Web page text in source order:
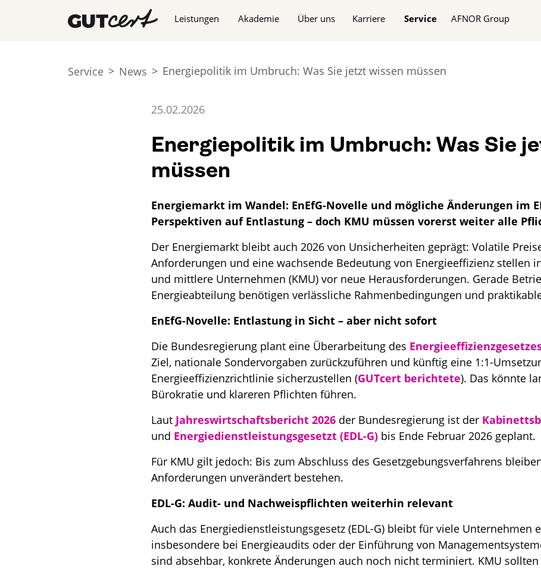
Leistungen
Akademie Über uns Karriere Service AFNOR Group
Service News Energiepolitik im Umbruch: Was Sie jetzt wissen müssen
25.02.2026
Energiepolitik im Umbruch: Was Sie
müssen
Energiemarkt im Wandel: EnEfG-Novelle und mögliche Änderungen im
Perspektiven auf Entlastung – doch KMU müssen vorerst weiter alle
Der Energiemarkt bleibt auch 2026 von Unsicherheiten geprägt: Volatile
Anforderungen und eine wachsende Bedeutung von Energieeffizienz stellen
und mittlere Unternehmen (KMU) vor neue Herausforderungen. Gerade
Energieabteilung benötigen verlässliche Rahmenbedingungen und
EnEfG-Novelle: Entlastung in Sicht – aber nicht sofort
Die Bundesregierung plant eine Überarbeitung des
Ziel, nationale Sondervorgaben zurückzuführen und künftig eine 1:1-
Energieeffizienzrichtlinie sicherzustellen (GUTcert berichtete). Das könnte
Bürokratie und klareren Pflichten führen.
Laut Jahreswirtschaftsbericht 2026der Bundesregierung ist der
und Energiedienstleistungsgesetzt (EDL-G)bis Ende Februar 2026 geplant.
Für KMU gilt jedoch: Bis zum Abschluss des Gesetzgebungsverfahrens
Anforderungen unverändert bestehen.
EDL-G: Audit- und Nachweispflichten weiterhin relevant
Auch das Energiedienstleistungsgesetz (EDL-G) bleibt für viele Unternehmen
insbesondere bei Energieaudits oder der Einführung von
sind absehbar, konkrete Änderungen auch noch nicht terminiert. KMU